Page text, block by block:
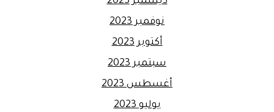
نوفمبر 2023
أكتوبر 2023
سبتمبر 2023
أغسطس 2023
يوليو 2023